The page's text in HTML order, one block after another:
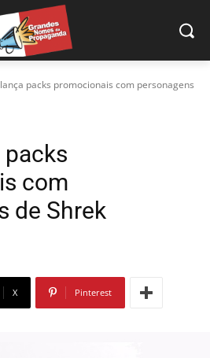
packs promocionais com personagens
packs
com
de Shrek
X Pinterest